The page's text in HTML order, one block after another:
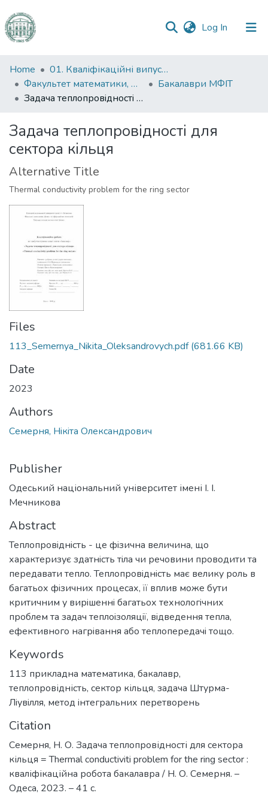
Log In (current)
Communities
&
Collections
Statistics
Home
01. Кваліфікаційні випускні роботи здобувачів вищої освіти
Факультет математики, фізики та інформаційних технологій
Бакалаври МФІТ
Задача теплопровiдностi для сектора кiльця
Задача теплопровiдностi для
сектора кiльця
Alternative Title
Thermal conductivity problem for the ring sector
Files
113_Semernya_Nikita_Oleksandrovych.pdf(681.66 KB)
Date
2023
Authors
Семерня, Нiкiта Олександрович
Publisher
Одеський національний університет імені І. І.
Мечникова
Abstract
Теплопровiднiсть - це фiзична величина, що
характеризує здатнiсть тiла чи речовини проводити та
передавати тепло. Теплопровiднiсть має велику роль в
багатьох фiзичних процесах, її вплив може бути
критичним у вирiшеннi багатьох технологiчних
проблем та задач теплоiзоляцiї, вiдведення тепла,
ефективного нагрiвання або теплопередачi тощо.
Keywords
113 прикладна математика, бакалавр,
теплопровідність, сектор кільця, задача Штурма-
Лiувiлля, метод iнтегральних перетворень
Citation
Семерня, Н. О. Задача теплопровідності для сектора
кільця = Thermal conductiviti problem for the ring sector :
кваліфікаційна робота бакалавра / Н. О. Семерня. –
Одеса, 2023. – 41 с.